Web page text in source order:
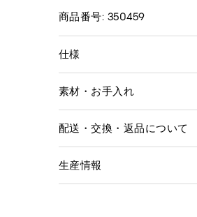
商品番号: 350459
仕様
素材・お手入れ
配送・交換・返品について
生産情報